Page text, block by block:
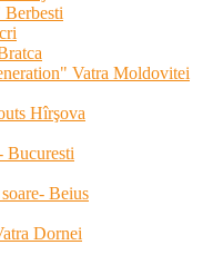
Vatra Moldovitei
Hîrşova
Bucuresti
Beius
Dornei